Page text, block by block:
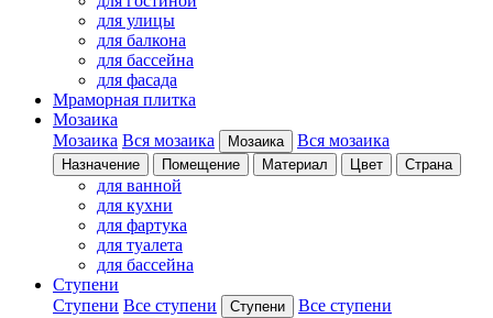
для улицы
для балкона
для бассейна
для фасада
Мраморная плитка
Мозаика
Мозаика Вся мозаика Мозаика Вся мозаика
Назначение Помещение Материал Цвет Страна
для ванной
для кухни
для фартука
для туалета
для бассейна
Ступени
Ступени Все ступени Ступени Все ступени